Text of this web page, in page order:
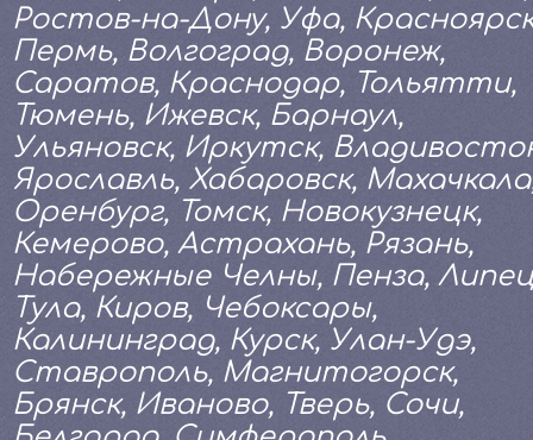
Ростов-на-Дону, Уфа,
Пермь, Волгоград, Воронеж,
Саратов, Краснодар, Тольятти,
Тюмень, Ижевск, Барнаул,
Ульяновск, Иркутск,
Ярославль, Хабаровск,
Оренбург, Томск, Новокузнецк,
Кемерово, Астрахань, Рязань,
Набережные Челны, Пенза,
Тула, Киров, Чебоксары,
Калининград, Курск, Улан-Удэ,
Ставрополь, Магнитогорск,
Брянск, Иваново, Тверь, Сочи,